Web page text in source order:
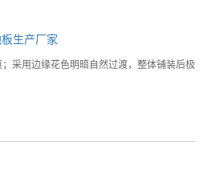
生产厂家
采用边缘花色明暗自然过渡，整体铺装后极